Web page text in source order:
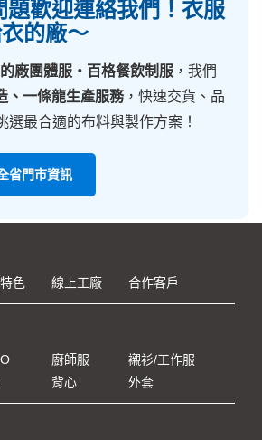
題歡迎連絡我們！衣服
的廠～
廠團體服・百格餐飲制服 ，我們
、一條龍生產服務，快速交貨、品
選最合適的布料與製作方案！
省門市資訊
色 線上工廠 合作客戶
廚師服
襯衫/工作服
背心 外套